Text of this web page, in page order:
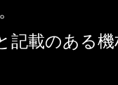
記載のある